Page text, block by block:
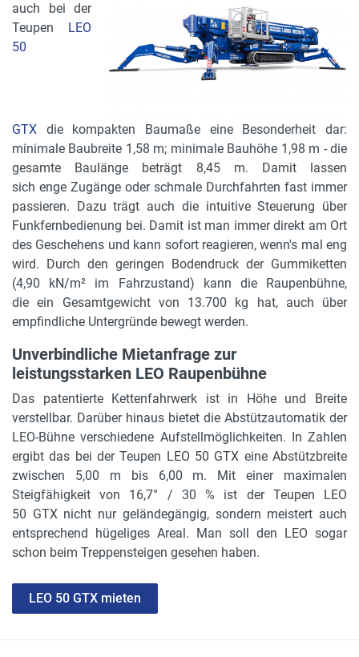
auch bei der
Teupen LEO
50
GTX die kompakten Baumaße eine Besonderheit dar:
minimale Baubreite 1,58 m; minimale Bauhöhe 1,98 m - die
gesamte Baulänge beträgt 8,45 m. Damit lassen
sich enge Zugänge oder schmale Durchfahrten fast immer
passieren. Dazu trägt auch die intuitive Steuerung über
Funkfernbedienung bei. Damit ist man immer direkt am Ort
des Geschehens und kann sofort reagieren, wenn's mal eng
wird. Durch den geringen Bodendruck der Gummiketten
(4,90 kN/m² im Fahrzustand) kann die Raupenbühne,
die ein Gesamtgewicht von 13.700 kg hat, auch über
empfindliche Untergründe bewegt werden.
Unverbindliche Mietanfrage zur
leistungsstarken LEO Raupenbühne
Das patentierte Kettenfahrwerk ist in Höhe und Breite
verstellbar. Darüber hinaus bietet die Abstützautomatik der
LEO-Bühne verschiedene Aufstellmöglichkeiten. In Zahlen
ergibt das bei der Teupen LEO 50 GTX eine Abstützbreite
zwischen 5,00 m bis 6,00 m. Mit einer maximalen
Steigfähigkeit von 16,7° / 30 % ist der Teupen LEO
50 GTX nicht nur geländegängig, sondern meistert auch
entsprechend hügeliges Areal. Man soll den LEO sogar
schon beim Treppensteigen gesehen haben.
LEO 50 GTX mieten